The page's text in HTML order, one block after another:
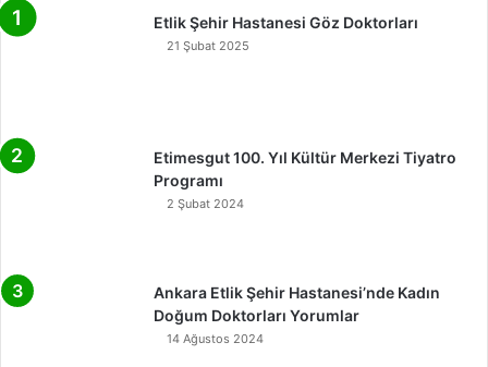
Etlik Şehir Hastanesi Göz Doktorları
21 Şubat 2025
Etimesgut 100. Yıl Kültür Merkezi Tiyatro
Programı
2 Şubat 2024
Ankara Etlik Şehir Hastanesi’nde Kadın
Doğum Doktorları Yorumlar
14 Ağustos 2024